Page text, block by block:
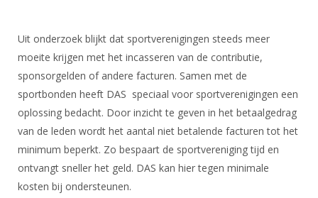
Forums
Maandelijks archief
Evenement
Website
Gebruiksvoorwaarden
Handleiding
Reglementen
Ledencijfers
Organisatie
Bestuur
Commissies
Recreatiesport
Veteranen
Lichtzwaardschermen
Wedstrijdsport
Ranglijsten
Inschrijven
Nieuws
Oranje
DBT
SBT
Voor de jeugd
Spreekbeurtpakket
Ouders en vereniging
Jeugdkampen
Brassardsysteem
Voor coaches en leraren
Forums
Schermforum
Nieuws
Zoek Vereniging
Contact
NK organiseren
Uit onderzoek blijkt dat sportverenigingen steeds meer
moeite krijgen met het incasseren van de contributie,
sponsorgelden of andere facturen. Samen met de
sportbonden heeft DAS speciaal voor sportverenigingen een
oplossing bedacht. Door inzicht te geven in het betaalgedrag
van de leden wordt het aantal niet betalende facturen tot het
minimum beperkt. Zo bespaart de sportvereniging tijd en
ontvangt sneller het geld. DAS kan hier tegen minimale
kosten bij ondersteunen.